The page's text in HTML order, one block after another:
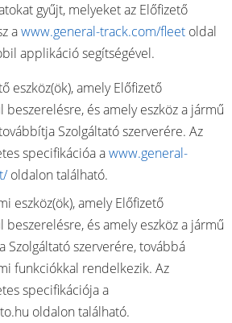
gyűjt, melyeket az Előfizető
awww.general-track.com/fleet oldal
applikáció segítségével.
eszköz(ök), amely Előfizető
és amely eszköz a jármű
Szolgáltató szerverére. Az
specifikációa awww.general-
oldalon található.
eszköz(ök), amely Előfizető
és amely eszköz a jármű
Szolgáltató szerverére, továbbá
funkciókkal rendelkezik. Az
specifikációja a
oldalon található.